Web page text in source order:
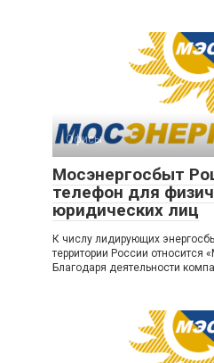
Офисы
Мосэнергосбыт
телефон для
юридических лиц
К числу лидирующих
территории России относится
Благодаря деятельности